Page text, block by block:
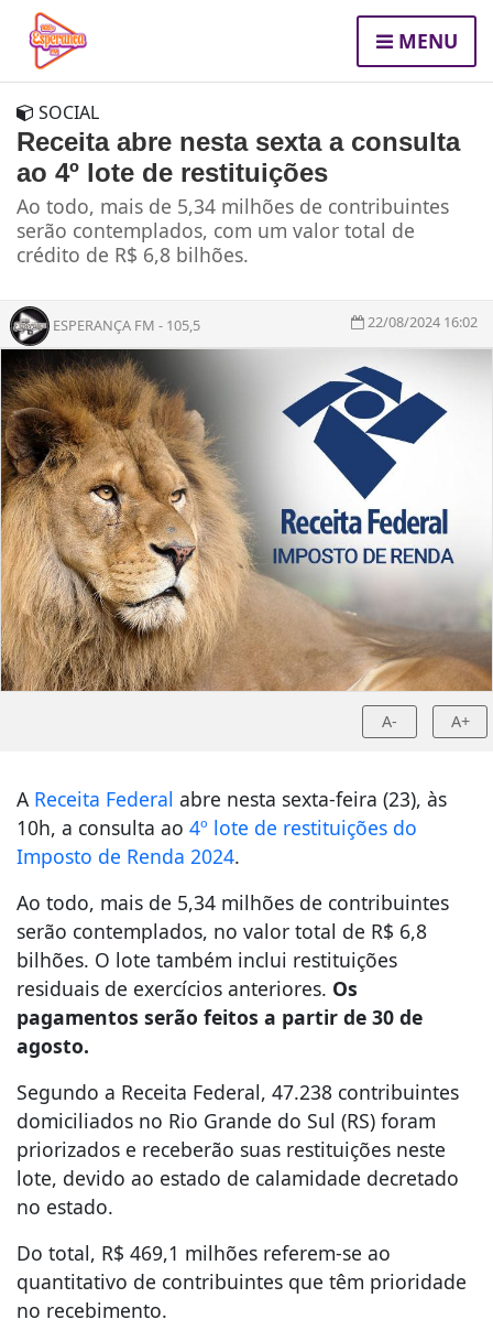
MENU
SOCIAL
Receita abre nesta sexta a consulta
ao 4º lote de restituições
Ao todo, mais de 5,34 milhões de contribuintes
serão contemplados, com um valor total de
crédito de R$ 6,8 bilhões.
ESPERANÇA FM - 105,5 22/08/2024 16:02
A- A+
A Receita Federal abre nesta sexta-feira (23), às
10h, a consulta ao 4º lote de restituições do
Imposto de Renda 2024.
Ao todo, mais de 5,34 milhões de contribuintes
serão contemplados, no valor total de R$ 6,8
bilhões. O lote também inclui restituições
residuais de exercícios anteriores. Os
pagamentos serão feitos a partir de 30 de
agosto.
Segundo a Receita Federal, 47.238 contribuintes
domiciliados no Rio Grande do Sul (RS) foram
priorizados e receberão suas restituições neste
lote, devido ao estado de calamidade decretado
no estado.
Do total, R$ 469,1 milhões referem-se ao
quantitativo de contribuintes que têm prioridade
no recebimento.